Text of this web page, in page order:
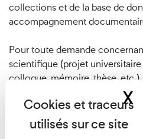
collections et de la base de
accompagnement
Pour toute demande
scientifique (projet
colloque, mémoire, thèse,
Faure-Conorton, chargé de
scientifique des collections, à
seine.fr
X